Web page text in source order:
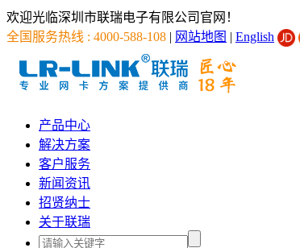
欢迎光临深圳市联瑞电子有限公司官网！
全国服务热线 : 4000-588-108 | 网站地图 | English
产品中心
解决方案
客户服务
新闻资讯
招贤纳士
关于联瑞